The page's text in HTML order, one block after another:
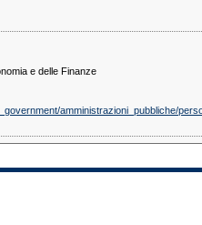
e delle Finanze
amministrazioni_pubbliche/